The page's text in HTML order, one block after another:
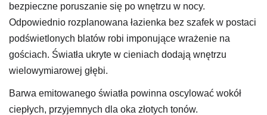
bezpieczne poruszanie się po wnętrzu w nocy.
Odpowiednio rozplanowana łazienka bez szafek w postaci
podświetlonych blatów robi imponujące wrażenie na
gościach. Światła ukryte w cieniach dodają wnętrzu
wielowymiarowej głębi.
Barwa emitowanego światła powinna oscylować wokół
ciepłych, przyjemnych dla oka złotych tonów.